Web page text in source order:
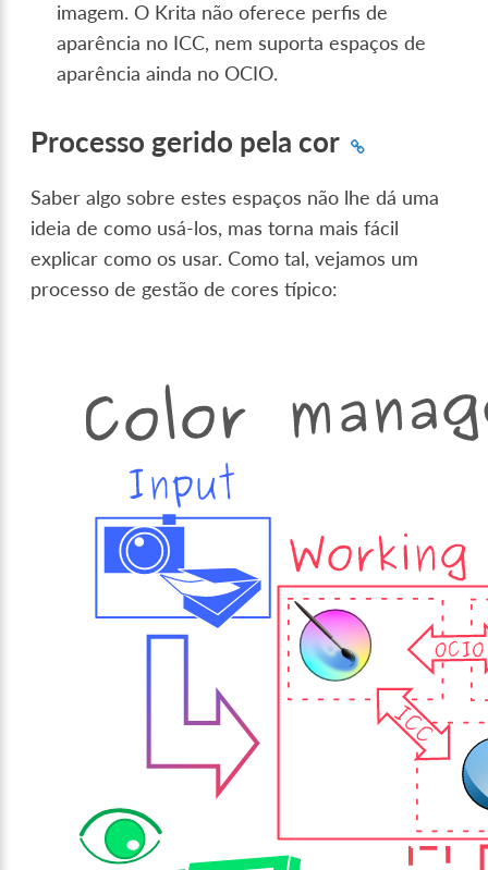
imagem. O Krita não oferece perfis de
aparência no ICC, nem suporta espaços de
aparência ainda no OCIO.
Processo gerido pela cor
Saber algo sobre estes espaços não lhe dá uma
ideia de como usá-los, mas torna mais fácil
explicar como os usar. Como tal, vejamos um
processo de gestão de cores típico: